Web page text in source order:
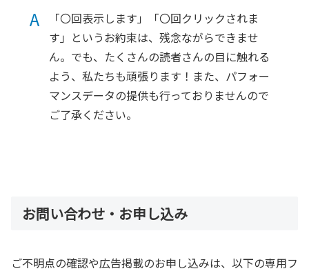
A
「〇回表示します」「〇回クリックされま
す」というお約束は、残念ながらできませ
ん。でも、たくさんの読者さんの目に触れる
よう、私たちも頑張ります！また、パフォー
マンスデータの提供も行っておりませんので
ご了承ください。
お問い合わせ・お申し込み
ご不明点の確認や広告掲載のお申し込みは、以下の専用フ